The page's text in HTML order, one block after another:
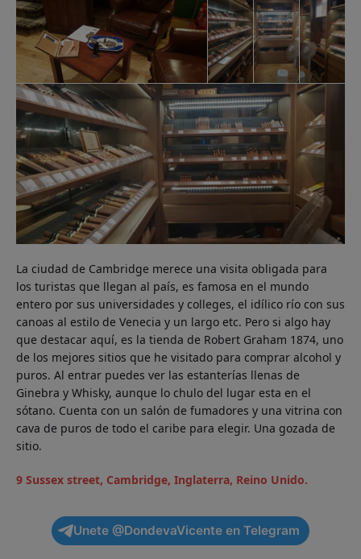
La ciudad de Cambridge merece una visita obligada para
los turistas que llegan al país, es famosa en el mundo
entero por sus universidades y colleges, el idílico río con sus
canoas al estilo de Venecia y un largo etc. Pero si algo hay
que destacar aquí, es la tienda de Robert Graham 1874, uno
de los mejores sitios que he visitado para comprar alcohol y
puros. Al entrar puedes ver las estanterías llenas de
Ginebra y Whisky, aunque lo chulo del lugar esta en el
sótano. Cuenta con un salón de fumadores y una vitrina con
cava de puros de todo el caribe para elegir. Una gozada de
sitio.
9 Sussex street, Cambridge, Inglaterra, Reino Unido.
Unete @DondevaVicente en Telegram